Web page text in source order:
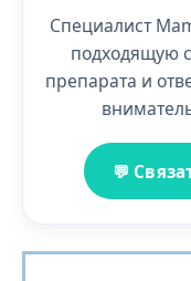
Специалист
подходящую
препарата и
💬